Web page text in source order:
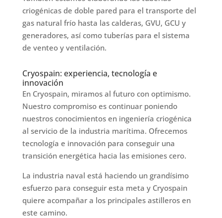
criogénicas de doble pared para el transporte del
gas natural frío hasta las calderas, GVU, GCU y
generadores, así como tuberías para el sistema
de venteo y ventilación.
Cryospain: experiencia, tecnología e
innovación
En Cryospain, miramos al futuro con optimismo.
Nuestro compromiso es continuar poniendo
nuestros conocimientos en ingeniería criogénica
al servicio de la industria marítima. Ofrecemos
tecnología e innovación para conseguir una
transición energética hacia las emisiones cero.
La industria naval está haciendo un grandísimo
esfuerzo para conseguir esta meta y Cryospain
quiere acompañar a los principales astilleros en
este camino.